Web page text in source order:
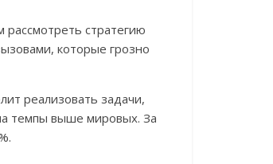
рассмотреть стратегию
которые грозно
реализовать задачи,
темпы выше мировых. За